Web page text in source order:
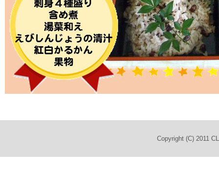
Copyright (C) 2011